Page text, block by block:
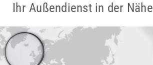
Ihr Außendienst in der Nähe